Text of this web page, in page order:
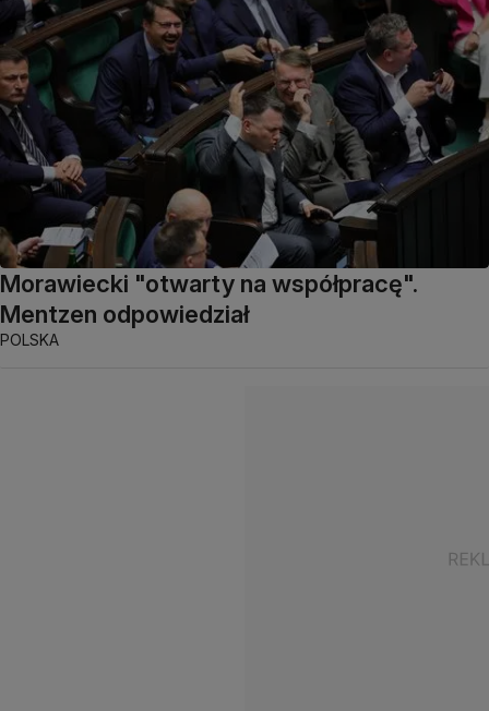
Morawiecki "otwarty na współpracę".
Mentzen odpowiedział
POLSKA